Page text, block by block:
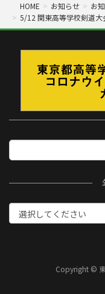
HOME お知らせ
お
5/12 関東高等学校剣道
Copyright ©